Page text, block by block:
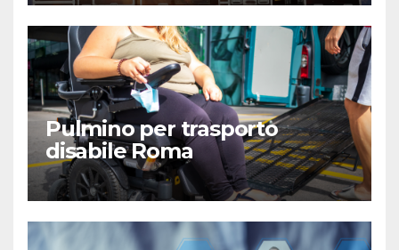
Pulmino per trasporto
disabile Roma